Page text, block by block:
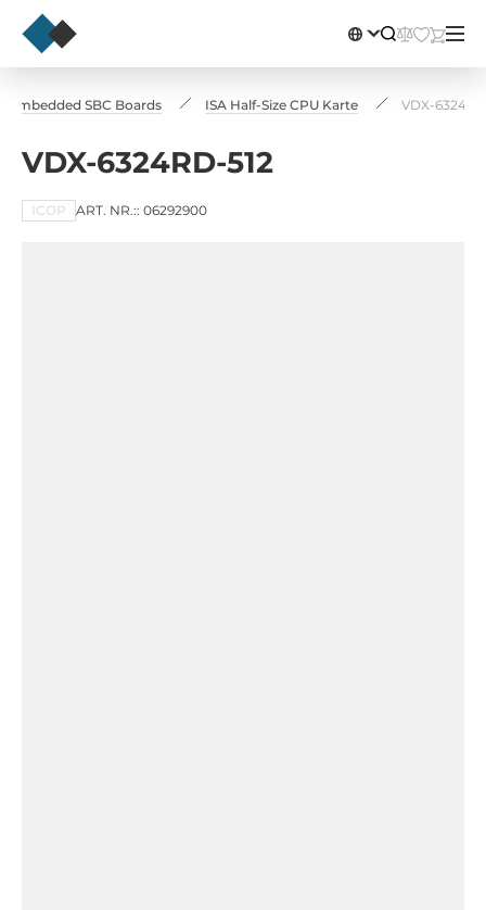
Embedded SBC Boards ISA Half-Size CPU Karte VDX-
VDX-6324RD-512
ICOP ART. NR.:: 06292900